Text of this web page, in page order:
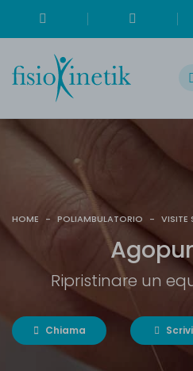
HOME - POLIAMBULATORIO - VISITE
Agopu
Ripristinare un
Chiama